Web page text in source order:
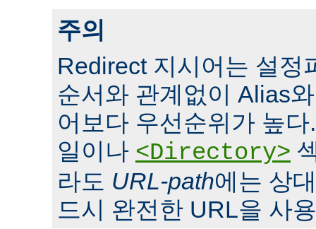
주의
Redirect 지시어는 설정
순서와 관계없이 Alias
어보다 우선순위가 높
일이나 <Directory>
라도 URL-path에는 상
드시 완전한 URL을 사